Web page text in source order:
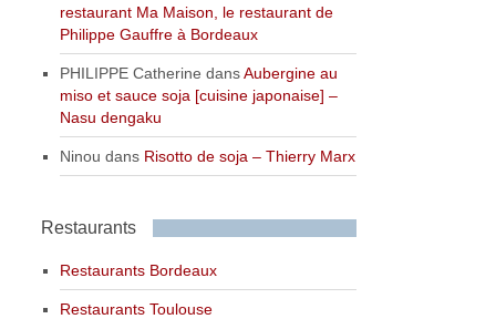
restaurant Ma Maison, le restaurant de
Philippe Gauffre à Bordeaux
PHILIPPE Catherine dansAubergine au
miso et sauce soja [cuisine japonaise] –
Nasu dengaku
Ninou dans Risotto de soja – Thierry Marx
Restaurants
Restaurants Bordeaux
Restaurants Toulouse